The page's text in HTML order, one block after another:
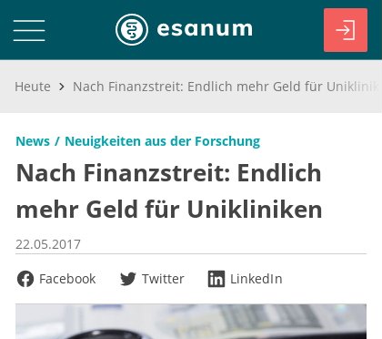
Heute
News Neuigkeiten aus der Forschung
Nach Finanzstreit: Endlich
mehr Geld für Unikliniken
22.05.2017
Facebook
Twitter LinkedIn